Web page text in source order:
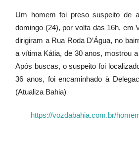
Um homem foi preso suspeito de
domingo (24), por volta das 16h, em
dirigiram a Rua Roda D’Água, no
a vítima Kátia, de 30 anos, mostrou
Após buscas, o suspeito foi
36 anos, foi encaminhado à
(Atualiza Bahia)
https://vozdabahia.com.br/